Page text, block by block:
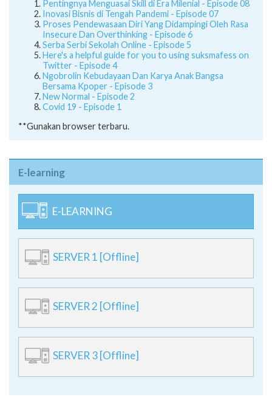
Pentingnya Menguasai Skill di Era Milenial - Episode 08
Inovasi Bisnis di Tengah Pandemi - Episode 07
Proses Pendewasaan Diri Yang Didampingi Oleh Rasa
Insecure Dan Overthinking - Episode 6
Serba Serbi Sekolah Online - Episode 5
Here's a helpful guide for you to using suksmafess on
Twitter - Episode 4
Ngobrolin Kebudayaan Dan Karya Anak Bangsa
Bersama Kpoper - Episode 3
New Normal - Episode 2
Covid 19 - Episode 1
**Gunakan browser terbaru.
E-learning
E-LEARNING
SERVER 1 [Offline]
SERVER 2 [Offline]
SERVER 3 [Offline]